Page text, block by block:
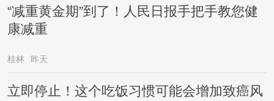
“减重黄金期”到了！人民日报手把手教您健
康减重
桂林 昨天
立即停止！这个吃饭习惯可能会增加致癌风